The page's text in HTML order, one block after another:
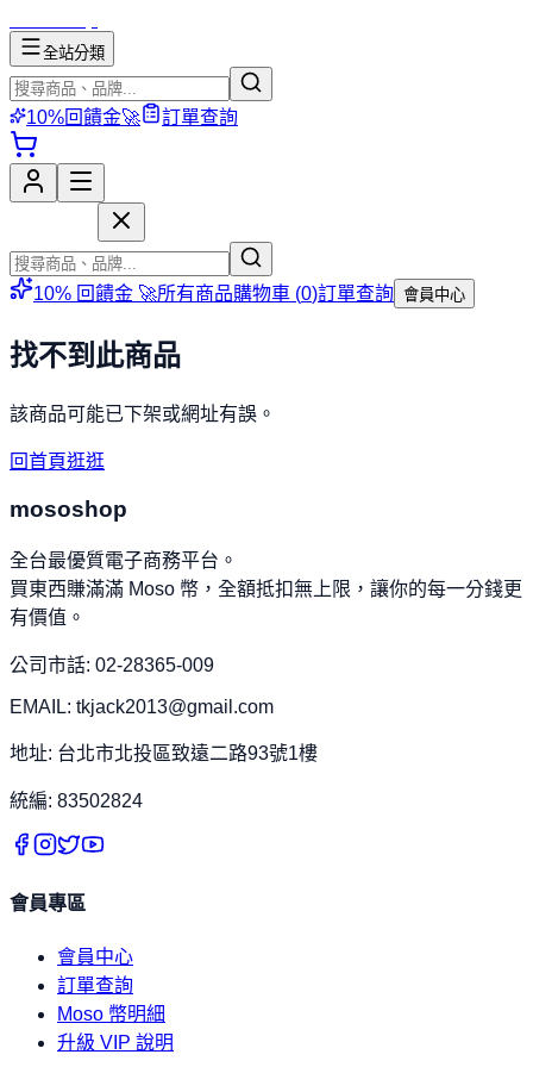
全站分類
10%回饋金🚀 訂單查詢
10% 回饋金 🚀所有商品購物車 (0)訂單查詢 會員中心
找不到此商品
該商品可能已下架或網址有誤。
回首頁逛逛
mososhop
全台最優質電子商務平台。
買東西賺滿滿 Moso 幣，全額抵扣無上限，讓你的每一分錢更
有價值。
公司市話: 02-28365-009
EMAIL: tkjack2013@gmail.com
地址: 台北市北投區致遠二路93號1樓
統編: 83502824
會員專區
會員中心
訂單查詢
Moso 幣明細
升級 VIP 說明